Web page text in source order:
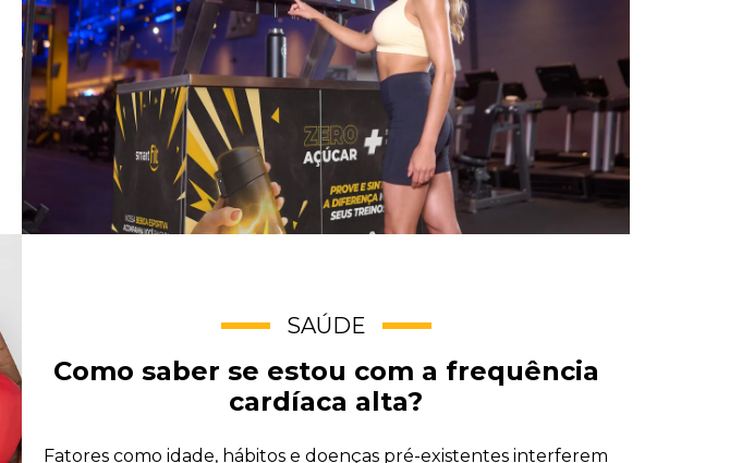
SAÚDE
Como saber se estou com a frequência
cardíaca alta?
Fatores como idade, hábitos e doenças pré-existentes interferem